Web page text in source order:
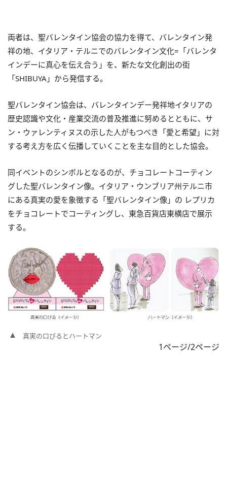
両者は、聖バレンタイン協会の協力を得て、バレンタイン発
祥の地、イタリア・テルニでのバレンタイン文化=「バレンタ
インデーに真心を伝え合う」を、新たな文化創出の街
「SHIBUYA」から発信する。
聖バレンタイン協会は、バレンタインデー発祥地イタリアの
歴史認識や文化・産業交流の普及推進に努めるとともに、サ
ン・ウァレンティヌスの示した人がもつべき「愛と希望」に対
する考え方を広く伝播していくことを主な目的とした協会。
同イベントのシンボルとなるのが、チョコレートコーティン
グした聖バレンタイン像。イタリア・ウンブリア州テルニ市
にある真実の愛を象徴する「聖バレンタイン像」の レプリカ
をチョコレートでコーティングし、東急百貨店東横店で展示
する。
真実の口びるとハートマン
1ページ/2ページ